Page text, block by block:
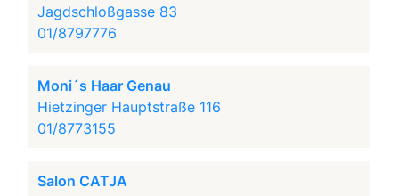
Jagdschloßgasse 83
01/8797776
Moni´s Haar Genau
Hietzinger Hauptstraße 116
01/8773155
Salon CATJA